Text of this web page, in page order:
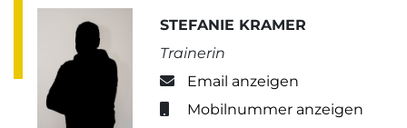
STEFANIE KRAMER
Trainerin
Email anzeigen
Mobilnummer anzeigen